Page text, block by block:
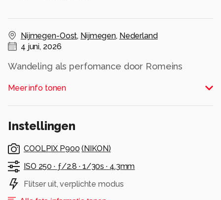
Nijmegen-Oost, Nijmegen, Nederland
4 juni, 2026
Wandeling als perfomance door Romeins
Meer info tonen
Instellingen
COOLPIX P900 ( NIKON)
ISO 250 · ƒ/2.8 · 1/30s · 4.3mm
Flitser uit, verplichte modus